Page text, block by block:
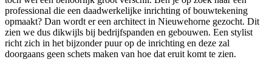
professional die een daadwerkelijke inrichting of bouwtekening
opmaakt? Dan wordt er een architect in Nieuwehorne gezocht. Dit
zien we dus dikwijls bij bedrijfspanden en gebouwen. Een stylist
richt zich in het bijzonder puur op de inrichting en deze zal
doorgaans geen schets maken van hoe dat eruit komt te zien.